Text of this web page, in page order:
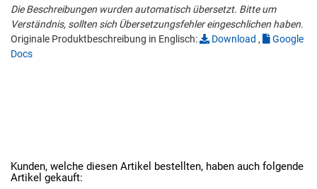
Die Beschreibungen wurden automatisch übersetzt. Bitte um
Verständnis, sollten sich Übersetzungsfehler eingeschlichen haben.
Originale Produktbeschreibung in Englisch:
Download ,
Google
Docs
Kunden, welche diesen Artikel bestellten, haben auch folgende
Artikel gekauft: